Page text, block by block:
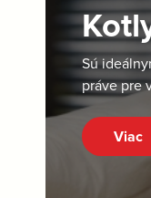
Sú
práve pre
Viac